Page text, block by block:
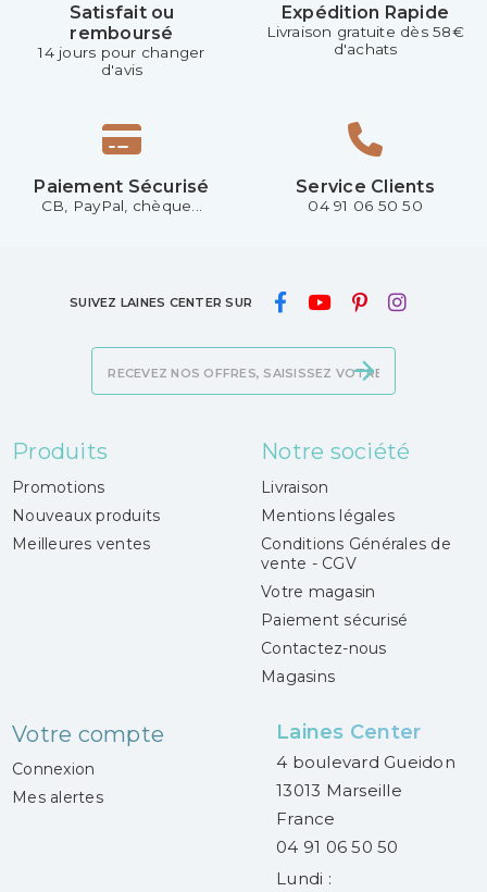
Satisfait ou
remboursé
14 jours pour changer
d'avis
Expédition Rapide
Livraison gratuite dès 58€
d'achats
Paiement Sécurisé
CB, PayPal, chèque...
Service Clients
04 91 06 50 50
SUIVEZ LAINES CENTER SUR
Produits
Promotions
Nouveaux produits
Meilleures ventes
Notre société
Livraison
Mentions légales
Conditions Générales de
vente - CGV
Votre magasin
Paiement sécurisé
Contactez-nous
Magasins
Votre compte
Connexion
Mes alertes
Laines Center
4 boulevard Gueidon
13013 Marseille
France
04 91 06 50 50
Lundi :